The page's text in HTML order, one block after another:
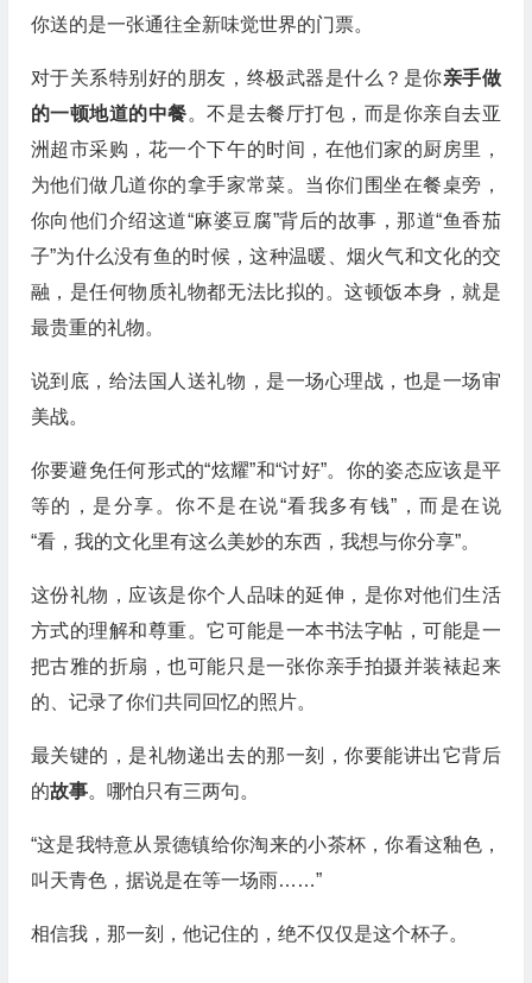
你送的是一张通往全新味觉世界的门票。
对于关系特别好的朋友，终极武器是什么？是你亲手做
的一顿地道的中餐。不是去餐厅打包，而是你亲自去亚
洲超市采购，花一个下午的时间，在他们家的厨房里，
为他们做几道你的拿手家常菜。当你们围坐在餐桌旁，
你向他们介绍这道“麻婆豆腐”背后的故事，那道“鱼香茄
子”为什么没有鱼的时候，这种温暖、烟火气和文化的交
融，是任何物质礼物都无法比拟的。这顿饭本身，就是
最贵重的礼物。
说到底，给法国人送礼物，是一场心理战，也是一场审
美战。
你要避免任何形式的“炫耀”和“讨好”。你的姿态应该是平
等的，是分享。你不是在说“看我多有钱”，而是在说
“看，我的文化里有这么美妙的东西，我想与你分享”。
这份礼物，应该是你个人品味的延伸，是你对他们生活
方式的理解和尊重。它可能是一本书法字帖，可能是一
把古雅的折扇，也可能只是一张你亲手拍摄并装裱起来
的、记录了你们共同回忆的照片。
最关键的，是礼物递出去的那一刻，你要能讲出它背后
的故事。哪怕只有三两句。
“这是我特意从景德镇给你淘来的小茶杯，你看这釉色，
叫天青色，据说是在等一场雨……”
相信我，那一刻，他记住的，绝不仅仅是这个杯子。